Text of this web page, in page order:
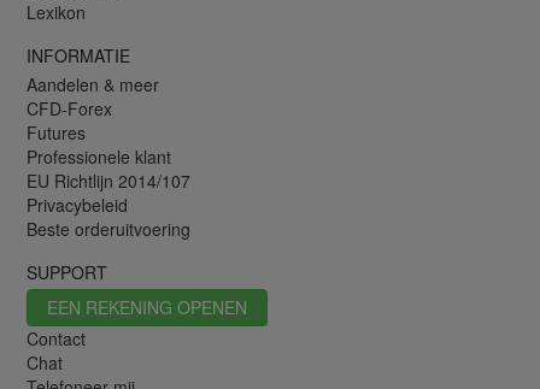
Lexikon
INFORMATIE
Aandelen & meer
CFD-Forex
Futures
Professionele klant
EU Richtlijn 2014/107
Privacybeleid
Beste orderuitvoering
SUPPORT
EEN REKENING OPENEN
Contact
Chat